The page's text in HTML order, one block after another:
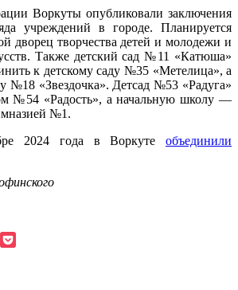
Воркуты опубликовали заключения
учреждений в городе. Планируется
дворец творчества детей и молодежи и
Также детский сад №11 «Катюша»
к детскому саду №35 «Метелица», а
№18 «Звездочка». Детсад №53 «Радуга»
№54 «Радость», а начальную школу —
№1.
2024 года в Воркуте объединили